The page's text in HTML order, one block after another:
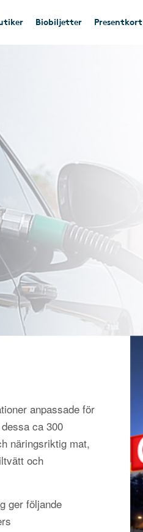
Biobiljetter Presentkort
anpassade för
ca 300
näringsriktig mat,
och
ger följande